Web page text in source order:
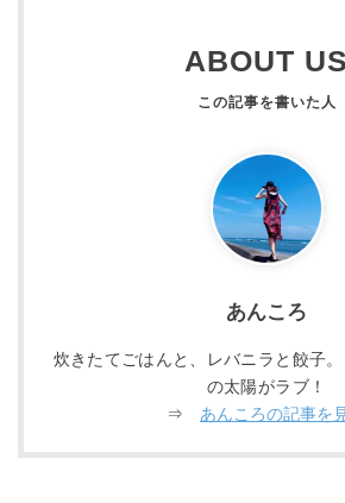
ABOUT US
あんころ
炊きたてごはんと、レバニラと餃子
の太陽がラブ！
⇒ あんころの記事を